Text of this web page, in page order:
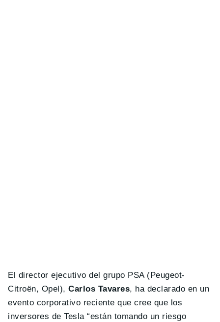
El director ejecutivo del grupo PSA (Peugeot-
Citroën, Opel),Carlos Tavares, ha declarado en un
evento corporativo reciente que cree que los
inversores de Tesla “están tomando un riesgo